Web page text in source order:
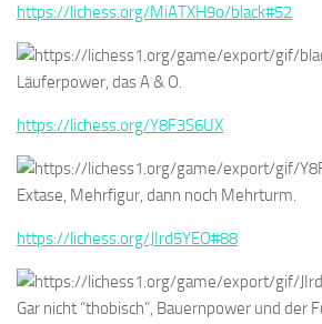
https://lichess.org/MiATXH9o/black#52
Läuferpower, das A & O.
https://lichess.org/Y8F3S6UX
Extase, Mehrfigur, dann noch Mehrturm.
https://lichess.org/JIrd5YEO#88
Gar nicht “thobisch”, Bauernpower und der